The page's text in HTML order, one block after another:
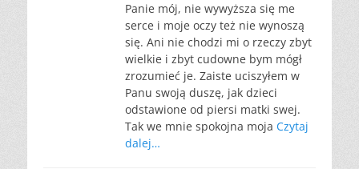
Panie mój, nie wywyższa się me
serce i moje oczy też nie wynoszą
się. Ani nie chodzi mi o rzeczy zbyt
wielkie i zbyt cudowne bym mógł
zrozumieć je. Zaiste uciszyłem w
Panu swoją duszę, jak dzieci
odstawione od piersi matki swej.
Tak we mnie spokojna moja Czytaj
dalej…